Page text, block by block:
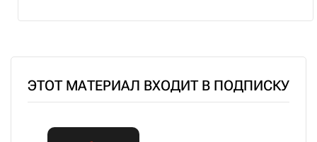
ЭТОТ МАТЕРИАЛ ВХОДИТ В ПОДПИСКУ